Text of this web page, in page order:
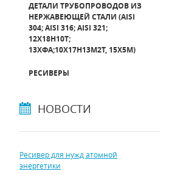
ДЕТАЛИ ТРУБОПРОВОДОВ ИЗ
НЕРЖАВЕЮЩЕЙ СТАЛИ (AISI
304; AISI 316; AISI 321;
12Х18Н10Т;
13ХФА;10Х17Н13М2Т, 15Х5М)
РЕСИВЕРЫ
НОВОСТИ
Ресивер для нужд атомной
энергетики